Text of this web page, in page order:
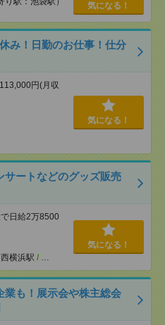
気になる！
み！日勤のお仕事！仕分
円(月収
気になる！
サートなどのグッズ販売
日給2万8500
西横浜駅 / …
気になる！
業も！展示会や株主総会